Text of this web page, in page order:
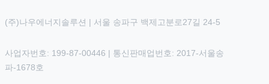
(주)나우에너지솔루션 | 서울 송파구 백제고분로27길 24-5
사업자번호: 199-87-00446 | 통신판매업번호: 2017-서울송
파-1678호